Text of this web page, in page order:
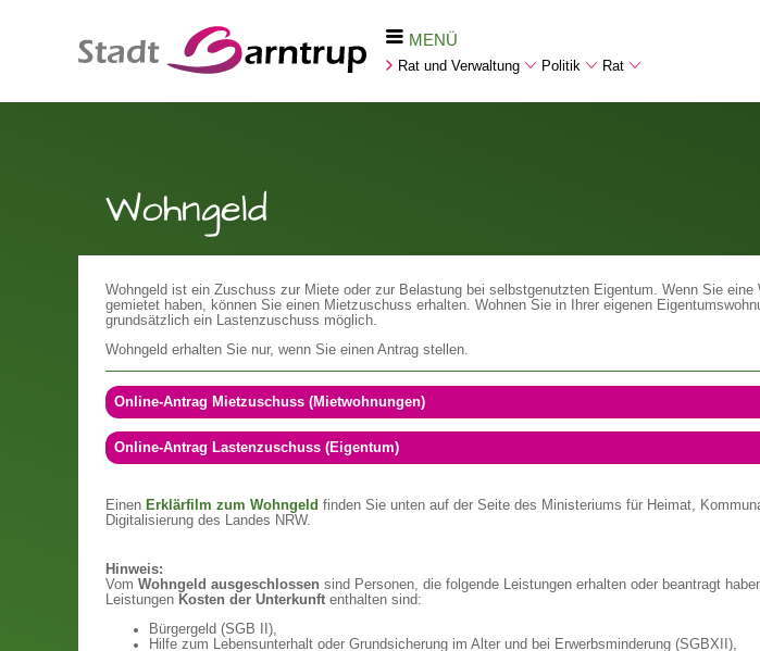
MENÜ
Rat und Verwaltung Politik Rat
Wohngeld
Wohngeld ist ein Zuschuss zur Miete oder zur Belastung bei selbstgenutzten Eigentum. Wenn Sie eine
gemietet haben, können Sie einen Mietzuschuss erhalten. Wohnen Sie in Ihrer eigenen
grundsätzlich ein Lastenzuschuss möglich.
Wohngeld erhalten Sie nur, wenn Sie einen Antrag stellen.
Online-Antrag Mietzuschuss (Mietwohnungen)
Online-Antrag Lastenzuschuss (Eigentum)
Einen Erklärfilm zum Wohngeld finden Sie unten auf der Seite des Ministeriums für Heimat,
Digitalisierung des Landes NRW.
Hinweis:
Vom Wohngeld ausgeschlossen sind Personen, die folgende Leistungen erhalten oder beantragt
Leistungen Kosten der Unterkunft enthalten sind:
Bürgergeld (SGB II),
Hilfe zum Lebensunterhalt oder Grundsicherung im Alter und bei Erwerbsminderung (SGBXII),